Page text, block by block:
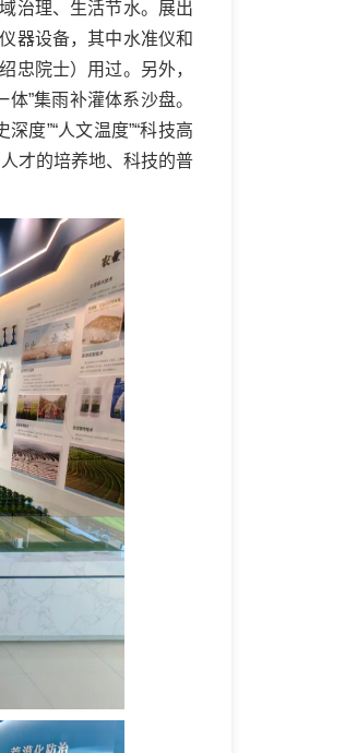
治理、生活节水。展出
器设备，其中水准仪和
忠院士）用过。另外，
”集雨补灌体系沙盘。
度”“人文温度”“科技高
才的培养地、科技的普